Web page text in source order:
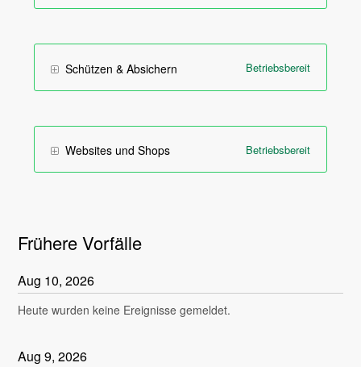
Schützen & Absichern Betriebsbereit
Websites und Shops Betriebsbereit
Frühere Vorfälle
Aug 10,2026
Heute wurden keine Ereignisse gemeldet.
Aug9,2026